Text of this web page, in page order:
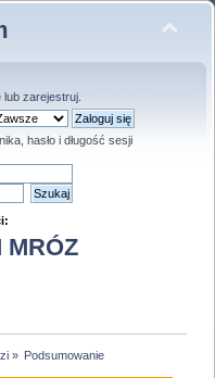
lub zarejestruj.
hasło i długość sesji
MRÓZ
» Podsumowanie